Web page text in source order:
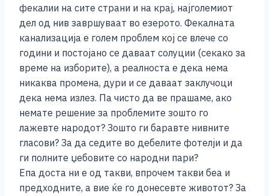
фекалии на сите страни и на крај, најголемиот
дел од нив завршуваат во езерото. Фекалната
канализација е голем проблем кој се влече со
години и постојано се даваат солуции (секако за
време на изборите), а реалноста е дека нема
никаква промена, дури и се даваат заклучоци
дека нема излез. Па чисто да ве прашаме, ако
немате решение за проблемите зошто го
лажевте народот? Зошто ги баравте нивните
гласови? За да седите во дебелите фотелји и да
ги полните џебовите со народни пари?
Епа доста ни е од такви, впрочем такви беа и
предходните, а вие ќе го донесевте животот? За